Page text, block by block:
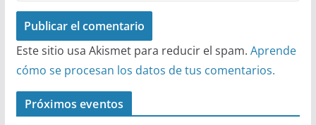
Este sitio usa Akismet para reducir el spam. Aprende
cómo se procesan los datos de tus comentarios.
Próximos eventos